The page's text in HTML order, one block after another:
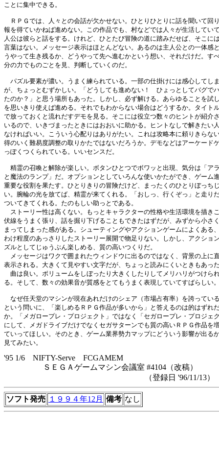
ことに集中できる。
ＲＰＧでは、人々との会話が欠かせない。ひとりひとりに話を聞いて回
報を得ていかねば進めない。この作品でも、村などでは人々が生活してい
人公は彼らと話をする。けれど、ひとたび冒険の道に踏みだせば、そこに
言葉はない。メッセージ表示はほとんどない。あるのは主人公との一体感
うやって生き残るか、どうやって先へ進むかという想い、それだけだ。す
分の力でものごとを見、判断していくのだ。
パズル要素が濃い。うまく練られている。一部の仕掛けには感心してし
が、ちょっとむずかしい。「どうしても進めない！　ひょっとしてバグで
たのか？」と思う場所もあった。しかし、必ず解ける。あらゆることを試
を思いきり使えば進める。それでもわからない場合はどうするか。タイト
で放っておくと流れだすデモを見る。そこには役立つ数々のヒントが紹介
いるので、いきづまったときにはおおいに助かる。ヒントなしで解きたい
なければいい。こういう心配りはありがたい。これは攻略本に頼りきらな
得のいく難易度調整の取りかたではないだろうか。デモなどはアーケード
っぽくつくられている。いいセンスだ。
精霊の召喚と解除が楽しい。ボタンひとつでボワッと出現、気分は「ア
と魔法のランプ」だ。オプションとしていろんな使いかたができ、ゲーム
重要な役割を果たす。ひとりきりの冒険だけど、まったくのひとりぼっち
い。腕輪の光を放てば、精霊が来てくれる。「おしっ、行くぞっ」と走り
ついてきてくれる。たのもしい助っとである。
ストーリー性は高くない。もっとキャラクターの性格や生活環境を描き
伏線をうまく張り、話を掘り下げることもできたはずだが、みずから小さ
まってしまった感がある。シューティングやアクションゲームによくある
わけ程度のあっさりしたストーリー展開で物足りない。しかし、アクショ
ズルとしてじゅうぶん楽しめる、質の高いつくりだ。
メッセージはワクで囲まれたウィンドウに出るのではなく、背景の上に
表示される。大きくて見やすい文字だが、ちょっと読みにくいときもあっ
曲は良い。ボリュームをしぼったり大きくしたりしてメリハリがつけら
る。そして、数々の効果音が質感をとてもうまく表現していてすばらしい
なぜ任天堂のマシンが現在あれだけのシェア（市場占有率）を誇ってい
という問いに、「楽しめるＲＰＧ作品が多いから」と答えるのは的はずれ
か。「メガロープレ・プロジェクト」ではなく「セガロープレ・プロジェ
にして、メガドライブだけでなくセガサターンでも質の高いＲＰＧ作品を
ていってほしい。そのとき、ゲーム業界勢力マップにどういう影響が出る
'95 1/6 NIFTY-Serve FCGAMEM
ＳＥＧＡゲームマシン会議室 #4104（改稿）
（登録日 '96/11/13）
ソフト発売 １９９４年12月 備考 なし